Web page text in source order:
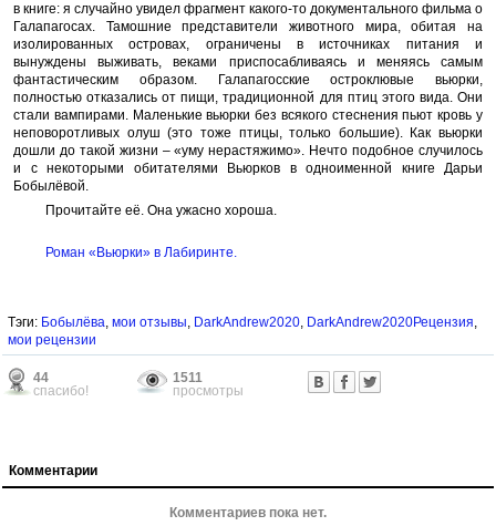
в книге: я случайно увидел фрагмент какого-то документального фильма о
Галапагосах. Тамошние представители животного мира, обитая на
изолированных островах, ограничены в источниках питания и
вынуждены выживать, веками приспосабливаясь и меняясь самым
фантастическим образом. Галапагосские остроклювые вьюрки,
полностью отказались от пищи, традиционной для птиц этого вида. Они
стали вампирами. Маленькие вьюрки без всякого стеснения пьют кровь у
неповоротливых олуш (это тоже птицы, только большие). Как вьюрки
дошли до такой жизни – «уму нерастяжимо». Нечто подобное случилось
и с некоторыми обитателями Вьюрков в одноименной книге Дарьи
Бобылёвой.
Прочитайте её. Она ужасно хороша.
Роман «Вьюрки» в Лабиринте.
Тэги: Бобылёва, мои отзывы, DarkAndrew2020, DarkAndrew2020Рецензия,
мои рецензии
44
спасибо!
1511
просмотры
Комментарии
Комментариев пока нет.